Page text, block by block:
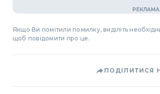
Якщо Ви помітили помилку, виділіть
щоб повідомити про це.
ПОДІЛИТИСЯ